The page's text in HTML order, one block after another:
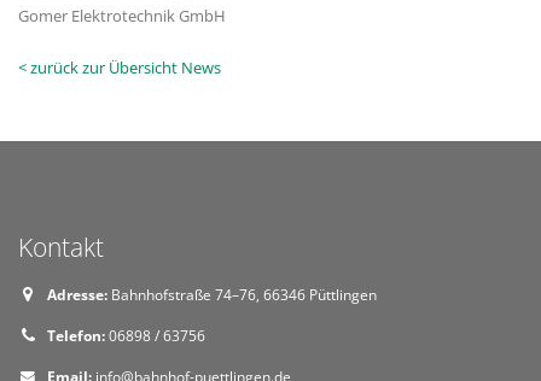
Gomer Elektrotechnik GmbH
< zurück zur Übersicht News
Kontakt
Adresse: Bahnhofstraße 74–76, 66346 Püttlingen
Telefon:06898 / 63756
Email: info@bahnhof-puettlingen.de